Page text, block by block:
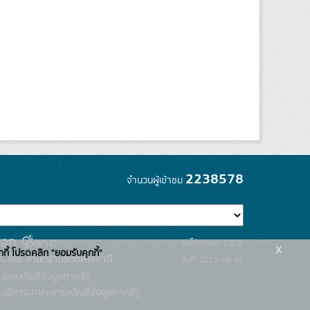
จำนวนผู้เข้าชม 2238578
โดย สำนักงานสถิติแห่งชาติ
รุ่นโปรแกรม: 3.0.0
วันที่: 2025-06-26
กี้ โปรดคลิก "ยอมรับคุกกี้" x